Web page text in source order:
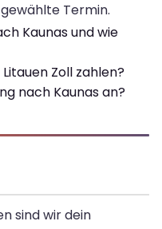
Termin.
Kaunas und wie
Zoll zahlen?
nach Kaunas an?
sind wir dein